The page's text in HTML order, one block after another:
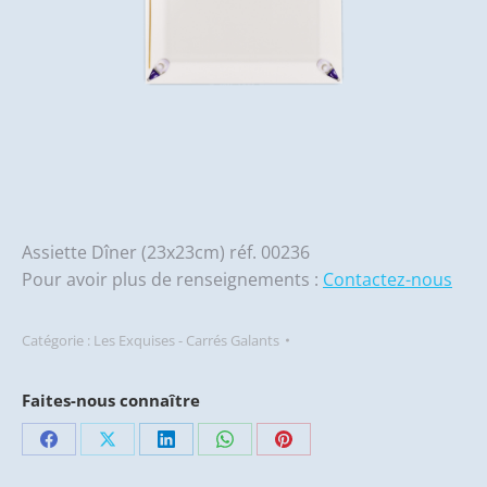
Assiette Dîner (23x23cm) réf. 00236
Pour avoir plus de renseignements : Contactez-nous
Catégorie : Les Exquises - Carrés Galants
Faites-nous connaître
PartagerPartagerPartagerPartagerPartager